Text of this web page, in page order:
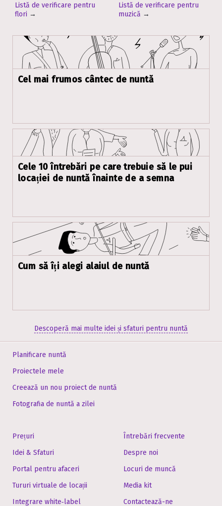
Listă de verificare pentru
flori →
Listă de verificare pentru
muzică →
Cel mai frumos cântec de nuntă
Cele 10 întrebări pe care trebuie să le pui
locației de nuntă înainte de a semna
Cum să îți alegi alaiul de nuntă
Descoperă mai multe idei și sfaturi pentru nuntă
Planificare nuntă
Proiectele mele
Creează un nou proiect de nuntă
Fotografia de nuntă a zilei
Prețuri
Idei & Sfaturi
Portal pentru afaceri
Tururi virtuale de locații
Integrare white‑label
Întrebări frecvente
Despre noi
Locuri de muncă
Media kit
Contactează-ne